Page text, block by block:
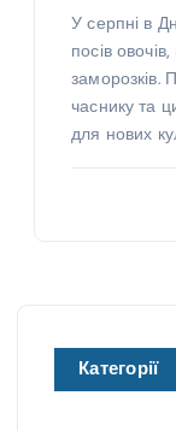
У серпні в
посів
заморозків.
часнику та
для нових
Категорії